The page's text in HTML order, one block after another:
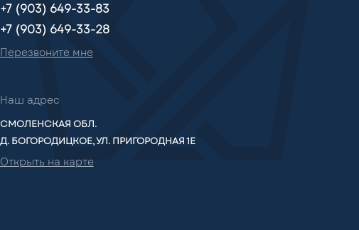
+7 (903) 649-33-83
+7 (903) 649-33-28
Перезвоните мне
Наш адрес
СМОЛЕНСКАЯ ОБЛ.
Д. БОГОРОДИЦКОЕ, УЛ. ПРИГОРОДНАЯ 1Е
Открыть на карте